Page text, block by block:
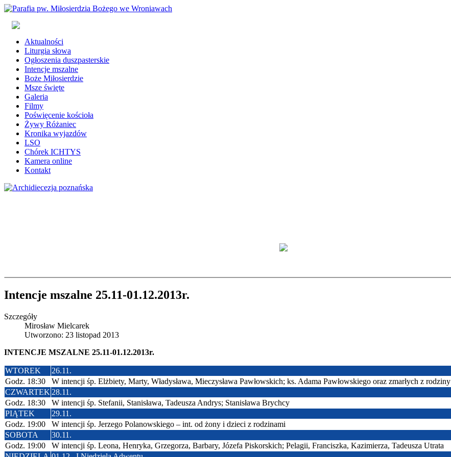
Aktualności
Liturgia słowa
Ogłoszenia duszpasterskie
Intencje mszalne
Boże Miłosierdzie
Msze święte
Galeria
Filmy
Poświęcenie kościoła
Żywy Różaniec
Kronika wyjazdów
LSO
Chórek ICHTYS
Kamera online
Kontakt
Intencje mszalne 25.11-01.12.2013r.
Szczegóły
Mirosław Mielcarek
Utworzono: 23 listopad 2013
INTENCJE MSZALNE 25.11-01.12.2013r.
WTOREK
26.11.
Godz. 18:30
W intencji śp. Elżbiety, Marty, Władysława, Mieczysława Pawłowskich; ks. Adama Pawłowskiego oraz zmarłych z rodziny
CZWARTEK 28.11.
Godz. 18:30
W intencji śp. Stefanii, Stanisława, Tadeusza Andrys; Stanisława Brychcy
PIĄTEK
29.11.
Godz. 19:00
W intencji śp. Jerzego Polanowskiego – int. od żony i dzieci z rodzinami
SOBOTA
30.11.
Godz. 19:00
W intencji śp. Leona, Henryka, Grzegorza, Barbary, Józefa Piskorskich; Pelagii, Franciszka, Kazimierza, Tadeusza Utrata